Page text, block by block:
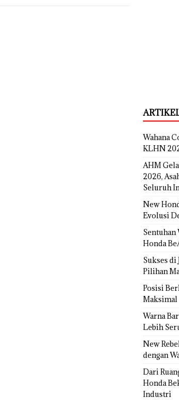
Wahana
KLHN
AHM
2026,
Seluruh
New
Evolusi
Sentuhan
Honda
Sukses di
Pilihan
Posisi
Maksimal
Warna
Lebih
New
dengan
Dari
Honda
Industri